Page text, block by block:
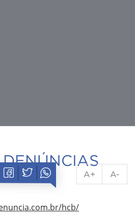
A+ A-
hcb/